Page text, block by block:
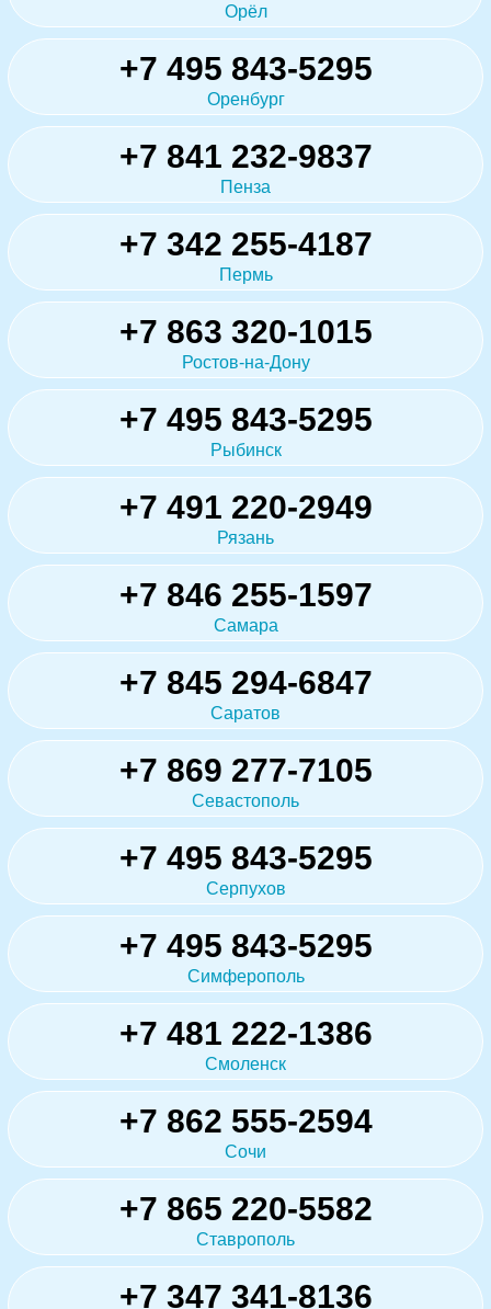
Орёл
+7 495 843-5295
Оренбург
+7 841 232-9837
Пенза
+7 342 255-4187
Пермь
+7 863 320-1015
Ростов-на-Дону
+7 495 843-5295
Рыбинск
+7 491 220-2949
Рязань
+7 846 255-1597
Самара
+7 845 294-6847
Саратов
+7 869 277-7105
Севастополь
+7 495 843-5295
Серпухов
+7 495 843-5295
Симферополь
+7 481 222-1386
Смоленск
+7 862 555-2594
Сочи
+7 865 220-5582
Ставрополь
+7 347 341-8136